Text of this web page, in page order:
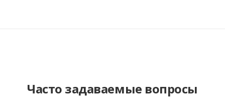
Часто задаваемые вопросы